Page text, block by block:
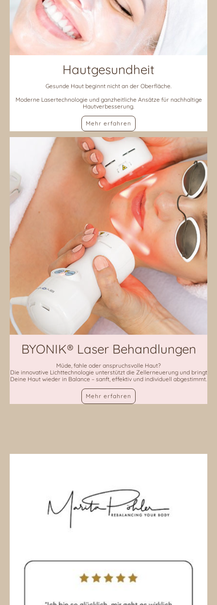
Hautgesundheit
Gesunde Haut beginnt nicht an der Oberfläche.
Moderne Lasertechnologie und ganzheitliche Ansätze für nachhaltige
Hautverbesserung.
Mehr erfahren
BYONIK® Laser Behandlungen
Müde, fahle oder anspruchsvolle Haut?
Die innovative Lichttechnologie unterstützt die Zellerneuerung und bringt
Deine Haut wieder in Balance – sanft, effektiv und individuell abgestimmt.
Mehr erfahren